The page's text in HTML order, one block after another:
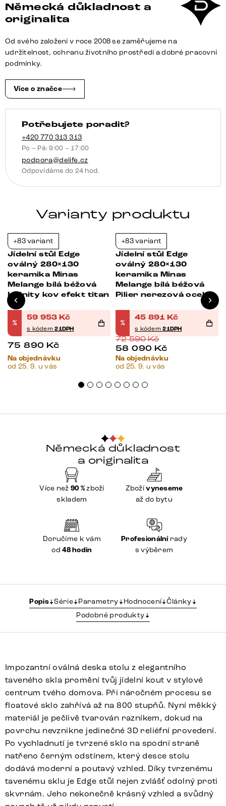
220x120
reliéfní
sklo
kouřově
design
Zenthara
hranatý
kov
černá
množství
Německá důkladnost a
originalita
Od svého založení v roce 2008 se zaměřujeme na
udržitelnost, ochranu životního prostředí a dobré pracovní
podmínky.
Více o značce
Potřebujete poradit?
+420 770 313 313
Po – Pá: 9:00 – 17:00
podpora@delife.cz
Odpovídáme do 24 hod.
Varianty produktu
+83 variant
Jídelní stůl Edge
oválný 280×130
keramika Minas
Melange bílá béžová
Infinity kov efekt titan
%
59 953 Kč
s kódem21DPH
75 890 Kč
Na objednávku
od 25. 9. u vás
+83 variant
Jídelní stůl Edge
oválný 280×130
keramika Minas
Melange bílá béžová
Pilier nerezová ocel
%
45 891 Kč
s kódem21DPH
72 590Kč
58 090 Kč
Na objednávku
od 25. 9. u vás
Německá důkladnost
a originalita
Více než 90 %zboží
skladem
Zbožívyneseme
až do bytu
Doručíme k vám
od48 hodin
Profesionálnírady
s výběrem
Popis Série Parametry Hodnocení Články
Podobné produkty
Impozantní oválná deska stolu z elegantního
taveného skla promění tvůj jídelní kout v stylové
centrum tvého domova. Při náročném procesu se
floatové sklo zahřívá až na 800 stupňů. Nyní měkký
materiál je pečlivě tvarován razníkem, dokud na
povrchu nevznikne jedinečné 3D reliéfní provedení.
Po vychladnutí je tvrzené sklo na spodní straně
natřeno černým odstínem, který desce stolu
dodává moderní a poutavý vzhled. Díky tvrzenému
tavenému sklu je Edge stůl nejen zvlášť odolný proti
skvrnám. Jeho nekonečně krásný vzhled a svůdný